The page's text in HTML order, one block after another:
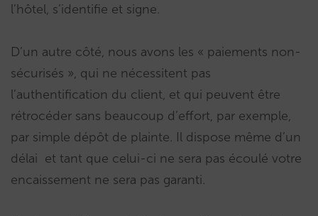
l’hôtel, s’identifie et signe.
D’un autre côté, nous avons les « paiements non-
sécurisés », qui ne nécessitent pas
l’authentification du client, et qui peuvent être
rétrocéder sans beaucoup d’effort, par exemple,
par simple dépôt de plainte. Il dispose même d’un
délai et tant que celui-ci ne sera pas écoulé votre
encaissement ne sera pas garanti.